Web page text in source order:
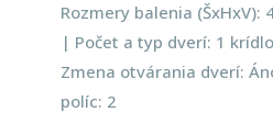
Rozmery balenia (ŠxHxV):
| Počet a typ dverí: 1
Zmena otvárania dverí:
políc: 2